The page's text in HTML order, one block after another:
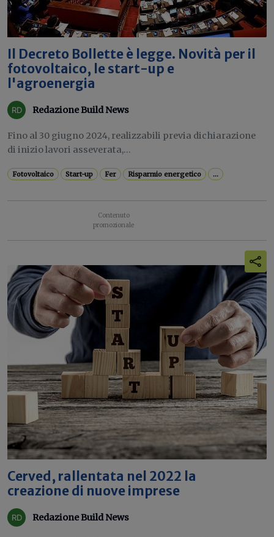
Il Decreto Bollette è legge. Novità per il
fotovoltaico, le start-up e
l'agroenergia
Redazione Build News
Fino al 30 giugno 2024, realizzabili previa dichiarazione
di inizio lavori asseverata,...
Fotovoltaico Start-up Fer Risparmio energetico ...
Cerved, rallentata nel 2022 la
creazione di nuove imprese
Redazione Build News